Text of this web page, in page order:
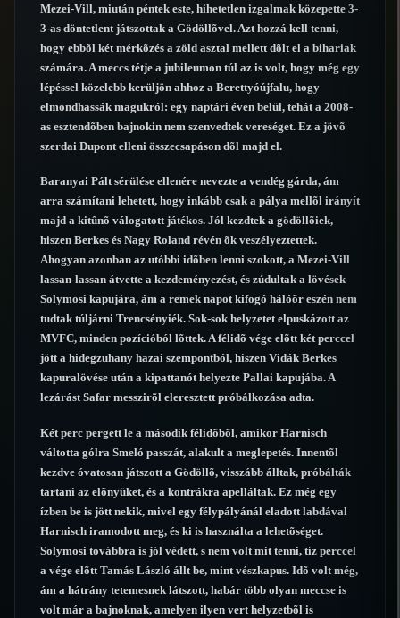
Mezei-Vill, miután péntek este, hihetetlen izgalmak közepette 3-
3-as döntetlent játszottak a Gödöllõvel. Azt hozzá kell tenni,
hogy ebbõl két mérkõzés a zöld asztal mellett dõlt el a bihariak
számára. A meccs tétje a jubileumon túl az is volt, hogy még egy
lépéssel közelebb kerüljön ahhoz a Berettyóújfalu, hogy
elmondhassák magukról: egy naptári éven belül, tehát a 2008-
as esztendõben bajnokin nem szenvedtek vereséget. Ez a jövõ
szerdai Dupont elleni összecsapáson dõl majd el.
Baranyai Pált sérülése ellenére nevezte a vendég gárda, ám
arra számítani lehetett, hogy inkább csak a pálya mellõl irányít
majd a kitûnõ válogatott játékos. Jól kezdtek a gödöllõiek,
hiszen Berkes és Nagy Roland révén õk veszélyeztettek.
Ahogyan azonban az utóbbi idõben lenni szokott, a Mezei-Vill
lassan-lassan átvette a kezdeményezést, és zúdultak a lövések
Solymosi kapujára, ám a remek napot kifogó hálóõr eszén nem
tudtak túljárni Trencsényiék. Sok-sok helyzetet elpuskázott az
MVFC, minden pozícióból lõttek. A félidõ vége elõtt két perccel
jött a hidegzuhany hazai szempontból, hiszen Vidák Berkes
kapuralövése után a kipattanót helyezte Pallai kapujába. A
lezárást Safar messzirõl eleresztett próbálkozása adta.
Két perc pergett le a második félidõbõl, amikor Harnisch
váltotta gólra Smeló passzát, alakult a meglepetés. Innentõl
kezdve óvatosan játszott a Gödöllõ, visszább álltak, próbálták
tartani az elõnyüket, és a kontrákra apelláltak. Ez még egy
ízben be is jött nekik, mivel egy félypályánál eladott labdával
Harnisch iramodott meg, és ki is használta a lehetõséget.
Solymosi továbbra is jól védett, s nem volt mit tenni, tíz perccel
a vége elõtt Tamás László állt be, mint vészkapus. Idõ volt még,
ám a hátrány tetemesnek látszott, habár több olyan meccse is
volt már a bajnoknak, amelyen ilyen vert helyzetbõl is